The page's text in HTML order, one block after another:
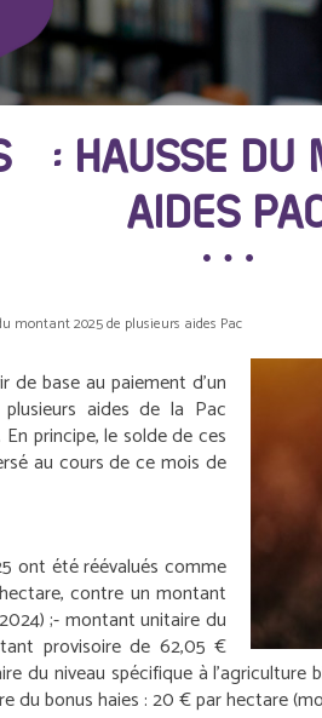
: HAUSSE
AIDES
montant 2025 de plusieurs aides Pac
de base au paiement d’un
aides de la Pac
principe, le solde de ces
au cours de ce mois de
ont été réévalués comme
contre un montant
;- montant unitaire du
provisoire de 62,05 €
du niveau spécifique à
du bonus haies : 20 € par hectare